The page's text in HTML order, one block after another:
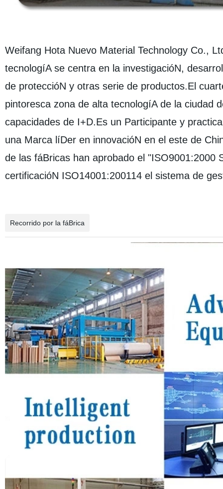
Weifang Hota Nuevo Material Technology Co.,
tecnologíA se centra en la investigacióN,
de proteccióN y otras serie de productos.El
pintoresca zona de alta tecnologíA de la ciudad
capacidades de I+D.Es un Participante y
una Marca líDer en innovacióN en el este de
de las fáBricas han aprobado el "ISO9001:2000
certificacióN ISO14001:200114 el sistema de
Recorrido por la fáBrica